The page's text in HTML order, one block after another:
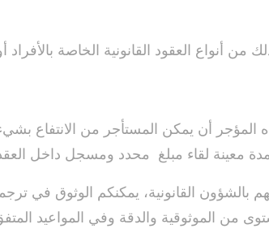
من أنواع العقود القانونية الخاصة بالأفراد
المؤجر أن يمكن المستأجر من الانتفاع
معينة لقاء مبلغ محدد ومسجل داخل
بالشؤون القانونية، يمكنكم الوثوق في
من الموثوقية والدقة وفي المواعيد